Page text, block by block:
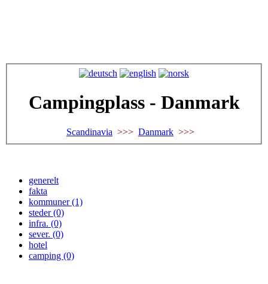
Campingplass - Danmark
Scandinavia >>> Danmark
generelt
fakta
kommuner (1)
steder (0)
infra. (0)
sever. (0)
hotel
camping (0)